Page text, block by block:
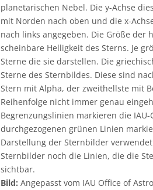
planetarischen Nebel. Die y-Achse
mit Norden nach oben und die x-
nach links angegeben. Die Größe
scheinbare Helligkeit des Sterns. Je
Sterne die sie darstellen. Die
Sterne des Sternbildes. Diese sind
Stern mit Alpha, der zweithellste mit
Reihenfolge nicht immer genau
Begrenzungslinien markieren die
durchgezogenen grünen Linien
Darstellung der Sternbilder
Sternbilder noch die Linien, die die
sichtbar.
Bild: Angepasst vom IAU Office of